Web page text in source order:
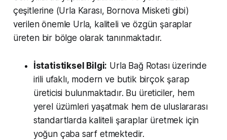
çeşitlerine (Urla Karası, Bornova Misketi gibi)
verilen önemle Urla, kaliteli ve özgün şaraplar
üreten bir bölge olarak tanınmaktadır.
İstatistiksel Bilgi: Urla Bağ Rotası üzerinde
irili ufaklı, modern ve butik birçok şarap
üreticisi bulunmaktadır. Bu üreticiler, hem
yerel üzümleri yaşatmak hem de uluslararası
standartlarda kaliteli şaraplar üretmek için
yoğun çaba sarf etmektedir.